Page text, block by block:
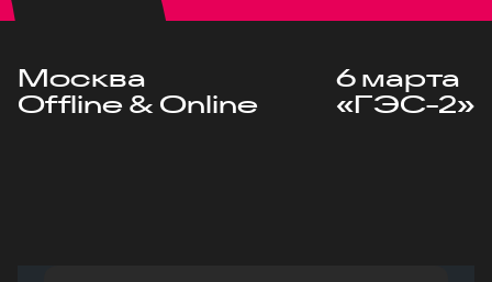
Москва
Offline & Online
6 марта
«ГЭС-2»